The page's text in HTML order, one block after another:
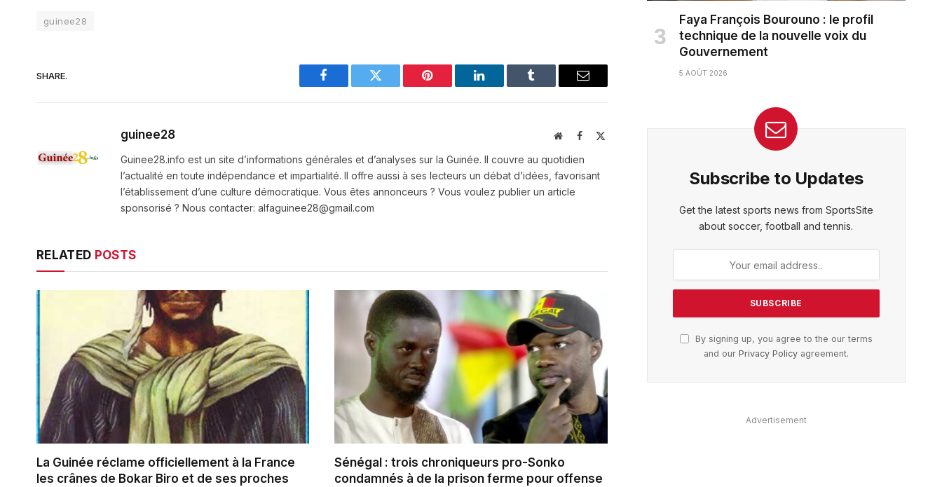
guinee28
SHARE.
Facebook Twitter Pinterest LinkedIn Tumblr Email
guinee28 WebsiteFacebook
X
Guinee28.info est un site d’informations générales et d’analyses sur la Guinée. Il couvre au quotidien
l’actualité en toute indépendance et impartialité. Il offre aussi à ses lecteurs un débat d’idées, favorisant
l’établissement d’une culture démocratique. Vous êtes annonceurs ? Vous voulez publier un article
sponsorisé ? Nous contacter: alfaguinee28@gmail.com
RELATED POSTS
La Guinée réclame officiellement à la France
les crânes de Bokar Biro et de ses proches
Sénégal : trois chroniqueurs pro-Sonko
condamnés à de la prison ferme pour offense
Faya François Bourouno : le profil
technique de la nouvelle voix du
Gouvernement
5 AOÛT 2026
Subscribe to Updates
Get the latest sports news from SportsSite
about soccer, football and tennis.
By signing up, you agree to the our terms
and our Privacy Policyagreement.
Advertisement